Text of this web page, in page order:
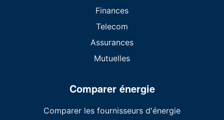
Finances
Telecom
Assurances
Mutuelles
Comparer énergie
Comparer les fournisseurs d'énergie